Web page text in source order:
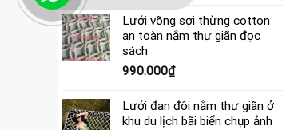
Lưới võng sợi thừng cotton
an toàn nằm thư giãn đọc
sách
990.000₫
Lưới đan đôi nằm thư giãn ở
khu du lịch bãi biển chụp ảnh